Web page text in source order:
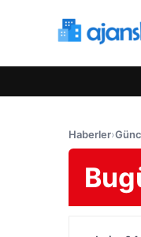
Haberler›